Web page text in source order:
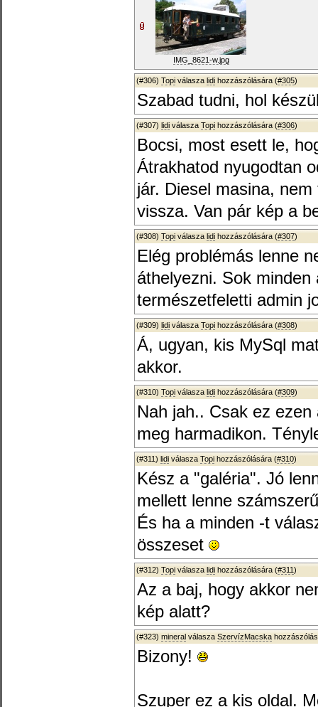
IMG_8621-w.jpg
(#306) Topi válasza lidi hozzászólására (#305)
Szabad tudni, hol
(#307) lidi válasza Topi hozzászólására (#306)
Bocsi, most esett le,
Átrakhatod nyugodtan
jár. Diesel masina,
vissza. Van pár kép a
(#308) Topi válasza lidi hozzászólására (#307)
Elég problémás lenne
áthelyezni. Sok
természetfeletti admin
(#309) lidi válasza Topi hozzászólására (#308)
Á, ugyan, kis MySql
akkor.
(#310) Topi válasza lidi hozzászólására (#309)
Nah jah.. Csak ez
meg harmadikon.
(#311) lidi válasza Topi hozzászólására (#310)
Kész a "galéria". Jó
mellett lenne
És ha a minden -t
összeset
(#312) Topi válasza lidi hozzászólására (#311)
Az a baj, hogy akkor
kép alatt?
(#323) mineral válasza SzervízMacska
Bizony!
Szuper ez a kis oldal.